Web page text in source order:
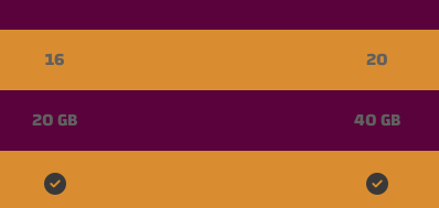
16 20
20 GB 40 GB
 